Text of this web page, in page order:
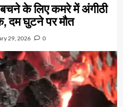
के लिए कमरे में अंगीठी
दम घुटने पर मौत
29, 2026 0